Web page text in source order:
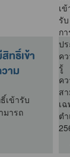
ทธิ์เข้า
าม
เข้ารับ
มารถ